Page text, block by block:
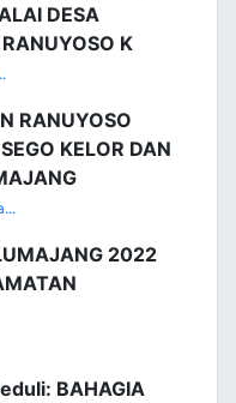
DESA
K
RANUYOSO
KELOR DAN
2022
BAHAGIA